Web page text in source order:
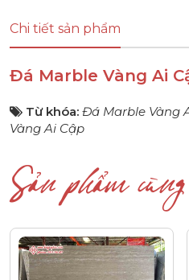
Chi tiết sản phẩm
Đá Marble Vàng Ai
Từ khóa: Đá Marble Vàng
Vàng Ai Cập
Sản phẩm